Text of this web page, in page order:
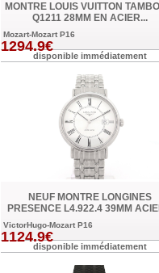
MONTRE LOUIS VUITTON
Q1211 28MM EN ACIER...
Mozart-Mozart P16
1294.9€
disponible immédiatement
NEUF MONTRE LONGINES
PRESENCE L4.922.4 39MM
VictorHugo-Mozart P16
1124.9€
disponible immédiatement